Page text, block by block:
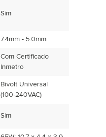
Sim
7.4mm - 5.0mm
Com Certificado
Inmetro
Bivolt Universal
(100-240VAC)
Sim